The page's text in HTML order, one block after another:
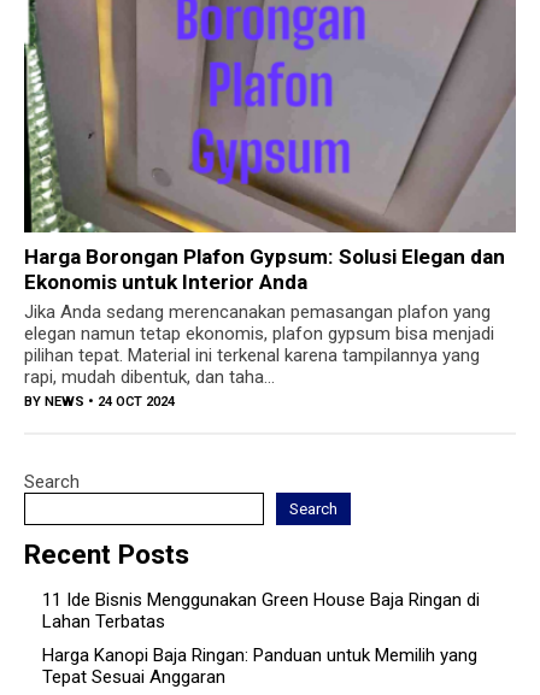
Harga Borongan Plafon Gypsum: Solusi Elegan dan
Ekonomis untuk Interior Anda
Jika Anda sedang merencanakan pemasangan plafon yang
elegan namun tetap ekonomis, plafon gypsum bisa menjadi
pilihan tepat. Material ini terkenal karena tampilannya yang
rapi, mudah dibentuk, dan taha...
BY NEWS • 24 OCT 2024
Search
Search
Recent Posts
11 Ide Bisnis Menggunakan Green House Baja Ringan di
Lahan Terbatas
Harga Kanopi Baja Ringan: Panduan untuk Memilih yang
Tepat Sesuai Anggaran